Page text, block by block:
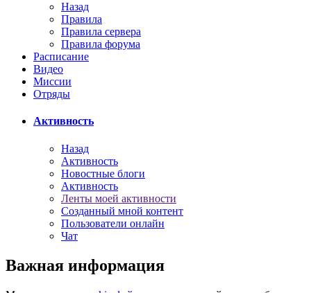
Назад
Правила
Правила сервера
Правила форума
Расписание
Видео
Миссии
Отряды
Активность
Назад
Активность
Новостные блоги
Активность
Ленты моей активности
Созданный мной контент
Пользователи онлайн
Чат
Важная информация